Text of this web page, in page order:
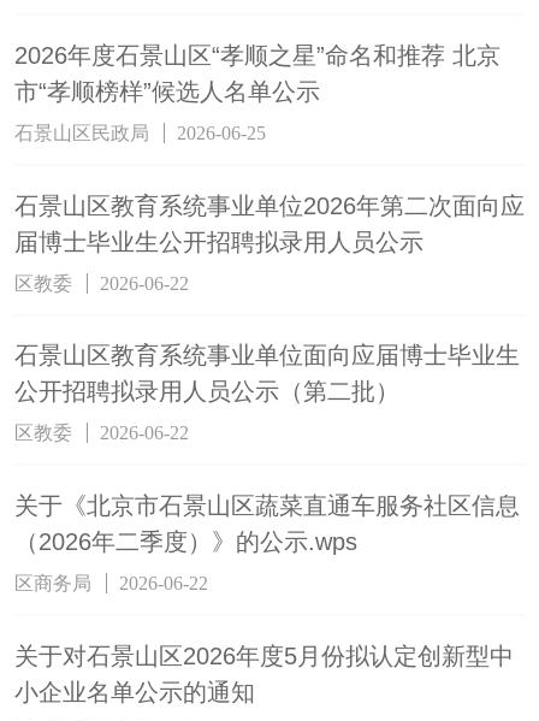
2026年度石景山区“孝顺之星”命名和推荐 北京
市“孝顺榜样”候选人名单公示
石景山区民政局 2026-06-25
石景山区教育系统事业单位2026年第二次面向应
届博士毕业生公开招聘拟录用人员公示
区教委 2026-06-22
石景山区教育系统事业单位面向应届博士毕业生
公开招聘拟录用人员公示（第二批）
区教委 2026-06-22
关于《北京市石景山区蔬菜直通车服务社区信息
（2026年二季度）》的公示.wps
区商务局 2026-06-22
关于对石景山区2026年度5月份拟认定创新型中
小企业名单公示的通知